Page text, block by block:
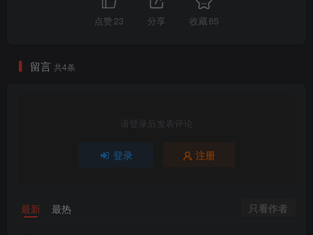
点赞23 分享 收藏 65
留言 共4条
请登录后发表评论
登录 注册
最新 最热 只看作者